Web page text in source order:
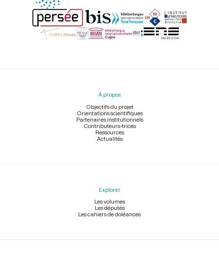
Menu
À propos
Objectifs du projet
Orientations scientifiques
Partenaires institutionnels
Contributeurs-trices
Ressources
Actualités
Explorer
Les volumes
Les députés
Les cahiers de doléances